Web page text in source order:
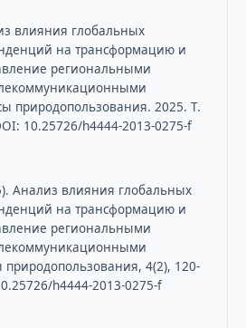
влияния глобальных
на трансформацию и
региональными
природопользования. 2025. Т.
10.25726/h4444-2013-0275-f
Анализ влияния глобальных
на трансформацию и
региональными
4(2), 120-
h4444-2013-0275-f